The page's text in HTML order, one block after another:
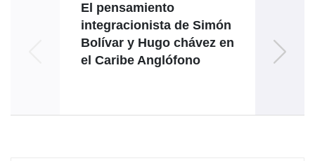
El pensamiento
integracionista de Simón
Bolívar y Hugo chávez en
el Caribe Anglófono